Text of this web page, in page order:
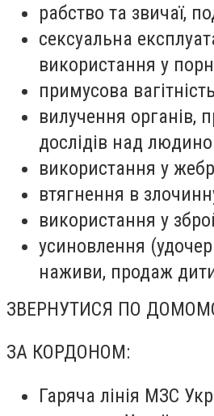
рабство та звичаї,
сексуальна
використання у
примусова
вилучення органів,
дослідів над
використання у
втягнення в
використання у
усиновлення
наживи, продаж
ЗВЕРНУТИСЯ ПО
ЗА КОРДОНОМ:
Гаряча лінія МЗС